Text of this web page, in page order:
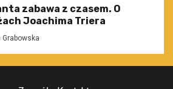
zabawa z czasem. O
Joachima Triera
Grabowska